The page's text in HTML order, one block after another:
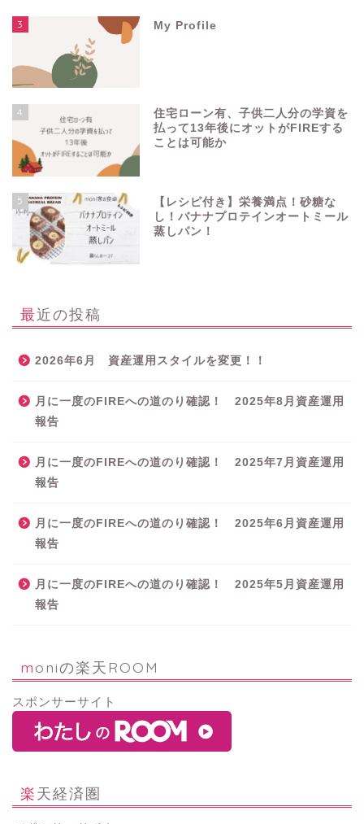
3 My Profile
4
住宅ローン有、子供二人分の学資を
払って13年後にオットがFIREする
ことは可能か
5
【レシピ付き】栄養満点！砂糖な
し！バナナプロテインオートミール
蒸しパン！
最近の投稿
2026年6月 資産運用スタイルを変更！！
月に一度のFIREへの道のり確認！ 2025年8月資産運用
報告
月に一度のFIREへの道のり確認！ 2025年7月資産運用
報告
月に一度のFIREへの道のり確認！ 2025年6月資産運用
報告
月に一度のFIREへの道のり確認！ 2025年5月資産運用
報告
moniの楽天ROOM
スポンサーサイト
楽天経済圏